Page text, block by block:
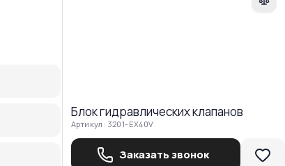
Блок гидравлических клапанов
Артикул: 3201-EX40V
Заказать звонок